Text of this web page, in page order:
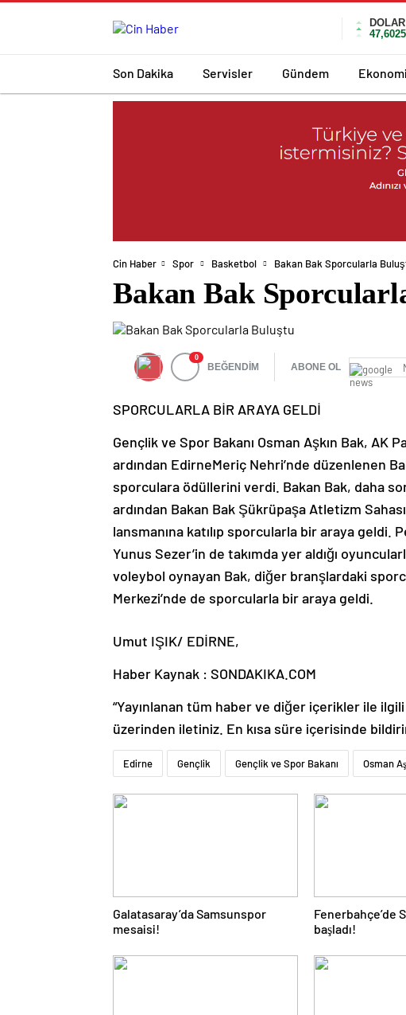
DOLAR
47,6025
Son Dakika Servisler Gündem Ekonomi
Cin Haber Spor Basketbol Bakan Bak Sporcularla
Bakan Bak
0
BEĞENDİM ABONE OL
SPORCULARLA BİR ARAYA GELDİ
Gençlik ve Spor Bakanı Osman Aşkın Bak, AK
ardından EdirneMeriç Nehri’nde düzenlenen
sporculara ödüllerini verdi. Bakan Bak, daha
ardından Bakan Bak Şükrüpaşa Atletizm
lansmanına katılıp sporcularla bir araya geldi.
Yunus Sezer’in de takımda yer aldığı
voleybol oynayan Bak, diğer branşlardaki
Merkezi’nde de sporcularla bir araya geldi.
Umut IŞIK/ EDİRNE,
Haber Kaynak : SONDAKIKA.COM
“Yayınlanan tüm haber ve diğer içerikler ile
üzerinden iletiniz. En kısa süre içerisinde
Edirne Gençlik Gençlik ve Spor Bakanı Osman
Galatasaray’da Samsunspor
mesaisi!
Fenerbahçe’de
başladı!